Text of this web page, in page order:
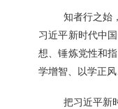
知者行之始
习近平新时代中
想、锤炼党性和
学增智、以学正
把习近平新